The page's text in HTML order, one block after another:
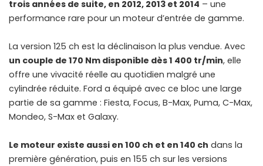
trois années de suite, en 2012, 2013 et 2014 – une
performance rare pour un moteur d’entrée de gamme.
La version 125 ch est la déclinaison la plus vendue. Avec
un couple de 170 Nm disponible dès 1 400 tr/min, elle
offre une vivacité réelle au quotidien malgré une
cylindrée réduite. Ford a équipé avec ce bloc une large
partie de sa gamme : Fiesta, Focus, B-Max, Puma, C-Max,
Mondeo, S-Max et Galaxy.
Le moteur existe aussi en 100 ch et en 140 ch dans la
première génération, puis en 155 ch sur les versions